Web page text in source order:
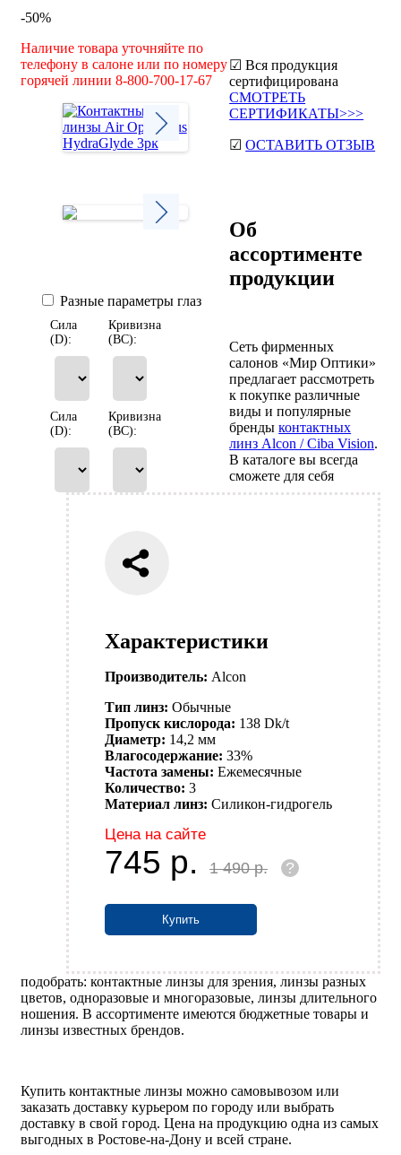
-50%
Наличие товара уточняйте по
телефону в салоне или по номеру
горячей линии 8-800-700-17-67
Разные параметры глаз
Сила
(D):
Кривизна
(BC):
Сила
(D):
Кривизна
(BC):
Характеристики
Производитель: Alcon
Тип линз: Обычные
Пропуск кислорода: 138 Dk/t
Диаметр: 14,2 мм
Влагосодержание: 33%
Частота замены: Ежемесячные
Количество: 3
Материал линз: Силикон-гидрогель
Цена на сайте
745 р. 1 490р. ?
Купить
☑ Вся продукция
сертифицирована
СМОТРЕТЬ
СЕРТИФИКАТЫ>>>
☑ОСТАВИТЬ ОТЗЫВ
Об
ассортименте
продукции
Сеть фирменных
салонов «Мир Оптики»
предлагает рассмотреть
к покупке различные
виды и популярные
брендыконтактных
линз Alcon / Ciba Vision.
В каталоге вы всегда
сможете для себя
подобрать: контактные линзы для зрения, линзы разных
цветов, одноразовые и многоразовые, линзы длительного
ношения. В ассортименте имеются бюджетные товары и
линзы известных брендов.
Купить контактные линзы можно самовывозом или
заказать доставку курьером по городу или выбрать
доставку в свой город. Цена на продукцию одна из самых
выгодных в Ростове-на-Дону и всей стране.